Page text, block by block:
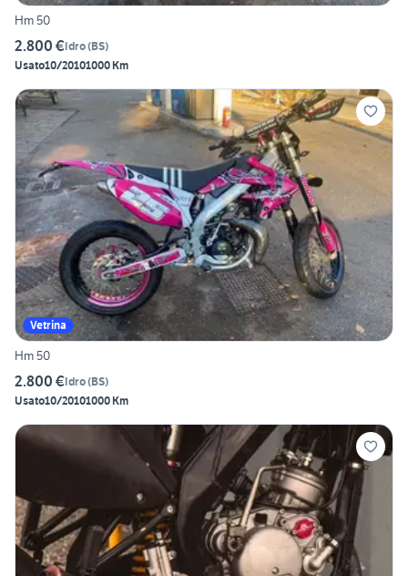
Hm 50
2.800 €Idro(BS)
Usato10/20101000 Km
Vetrina
Hm 50
2.800 €Idro(BS)
Usato10/20101000 Km